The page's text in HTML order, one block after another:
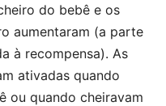
do bebê e os
aumentaram (a parte
à recompensa). As
ativadas quando
ou quando cheiravam